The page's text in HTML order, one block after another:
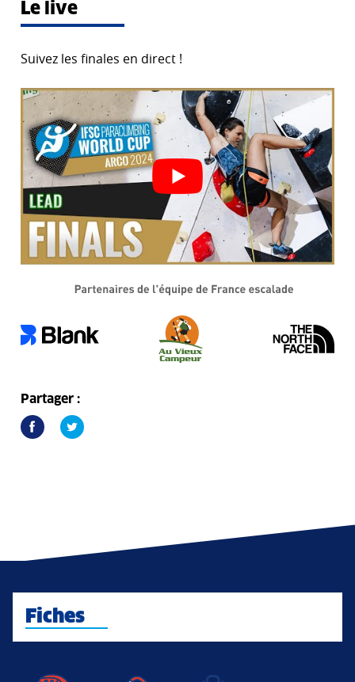
Le live
Suivez les finales en direct !
Partager :
Fiches